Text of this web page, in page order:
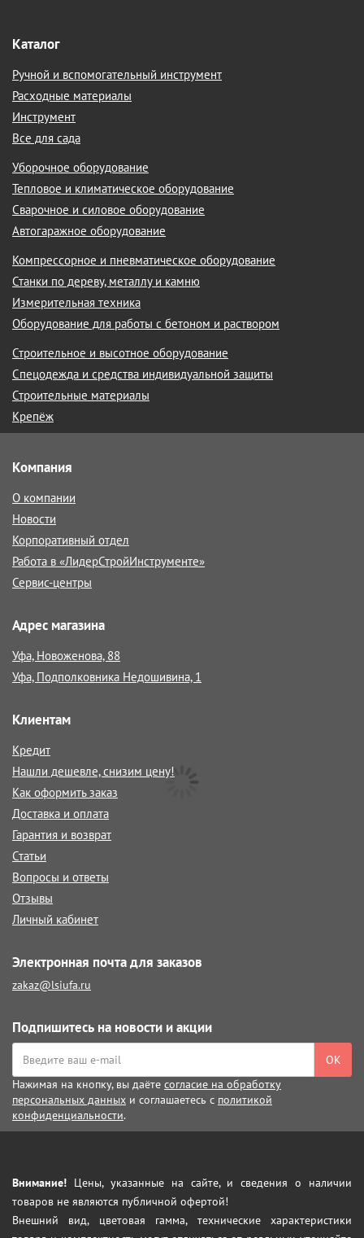
Каталог
Ручной и вспомогательный инструмент
Расходные материалы
Инструмент
Все для сада
Уборочное оборудование
Тепловое и климатическое оборудование
Сварочное и силовое оборудование
Автогаражное оборудование
Компрессорное и пневматическое оборудование
Станки по дереву, металлу и камню
Измерительная техника
Оборудование для работы с бетоном и раствором
Строительное и высотное оборудование
Спецодежда и средства индивидуальной защиты
Строительные материалы
Крепёж
Компания
О компании
Новости
Корпоративный отдел
Работа в «ЛидерСтройИнструменте»
Сервис-центры
Адрес магазина
Уфа, Новоженова, 88
Уфа, Подполковника Недошивина, 1
Клиентам
Кредит
Нашли дешевле, снизим цену!
Как оформить заказ
Доставка и оплата
Гарантия и возврат
Статьи
Вопросы и ответы
Отзывы
Личный кабинет
Электронная почта для заказов
zakaz@lsiufa.ru
Подпишитесь на новости и акции
ОК
Нажимая на кнопку, вы даёте согласие на обработку
персональных данных и соглашаетесь с политикой
конфиденциальности.
Внимание! Цены, указанные на сайте, и сведения о наличии
товаров не являются публичной офертой!
Внешний вид, цветовая гамма, технические характеристики